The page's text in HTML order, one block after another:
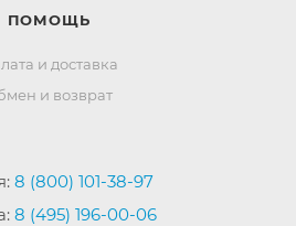
ПОМОЩЬ
и доставка
и возврат
8 (800) 101-38-97
8 (495) 196-00-06